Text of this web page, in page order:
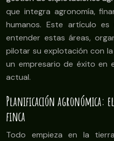
que integra agronomía,
humanos. Este artículo
entender estas áreas,
pilotar su explotación con
un empresario de éxito en
actual.
Planificación agronómica:
finca
Todo empieza en la